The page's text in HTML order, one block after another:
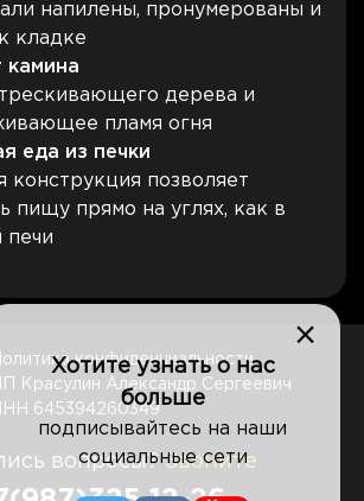
напилены, пронумерованы и
кладке
дерева и
пламя огня
еда из печки
конструкция позволяет
пищу прямо на углях, как в
печи
конфиденциальности
Красулин Александр Сергеевич
645394260349
вопросы?Звоните
×
Хотите узнать о нас
больше
подписывайтесь на наши
социальные сети